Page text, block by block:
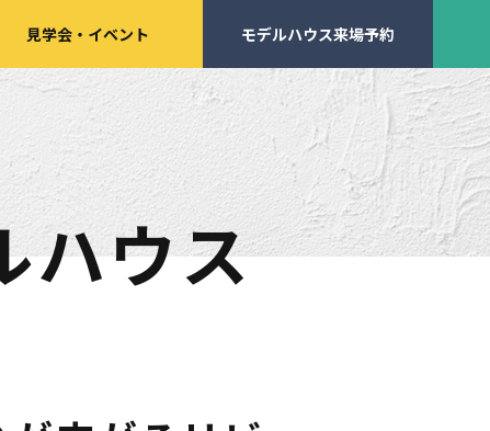
見学会・ イベント来場予約
見学会 ・ イベント モデルハウス来場予約
ハウス